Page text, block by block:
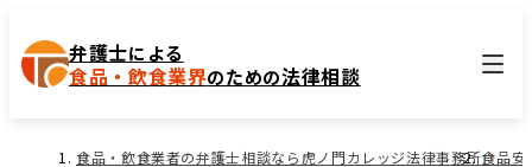
弁護士による
食品・飲食業界のための法律相談
食品・飲食業者の弁護士相談なら虎ノ門カレッジ法律事務所食品安